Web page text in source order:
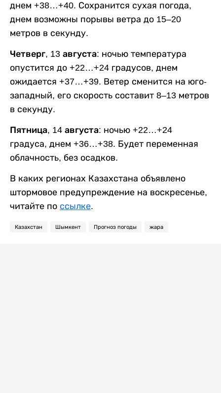
днем +38…+40. Сохранится сухая погода,
днем возможны порывы ветра до 15–20
метров в секунду.
Четверг, 13 августа: ночью температура
опустится до +22…+24 градусов, днем
ожидается +37…+39. Ветер сменится на юго-
западный, его скорость составит 8–13 метров
в секунду.
Пятница, 14 августа: ночью +22…+24
градуса, днем +36…+38. Будет переменная
облачность, без осадков.
В каких регионах Казахстана объявлено
штормовое предупреждение на воскресенье,
читайте по ссылке.
Казахстан Шымкент Прогноз погоды жара